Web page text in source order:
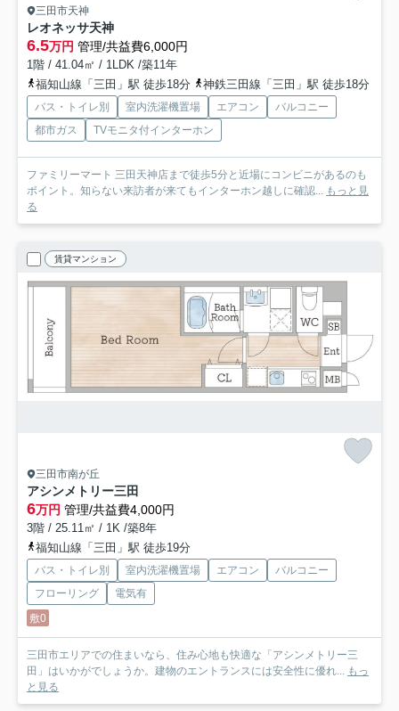
三田市天神
レオネッサ天神
6.5万円 管理/共益費6,000円
1階 / 41.04㎡ / 1LDK /築11年
福知山線「三田」駅 徒歩18分
神鉄三田線「三田」駅 徒歩18分
バス・トイレ別 室内洗濯機置場 エアコン
バルコニー
都市ガス
TVモニタ付インターホン
ファミリーマート 三田天神店まで徒歩5分と近場にコンビニがあるのも
ポイント。知らない来訪者が来てもインターホン越しに確認... もっと見
る
賃貸マンション
三田市南が丘
アシンメトリー三田
6万円 管理/共益費4,000円
3階 / 25.11㎡ / 1K /築8年
福知山線「三田」駅 徒歩19分
バス・トイレ別 室内洗濯機置場 エアコン
バルコニー
フローリング
電気有
敷0
三田市エリアでの住まいなら、住み心地も快適な「アシンメトリー三
田」はいかがでしょうか。建物のエントランスには安全性に優れ... もっ
と見る